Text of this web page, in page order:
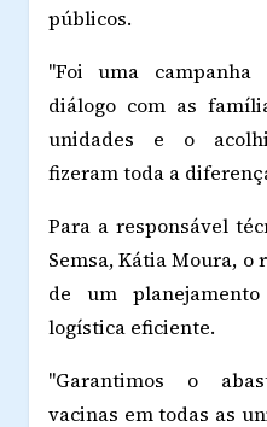
públicos.
"Foi uma
diálogo com as
unidades e o
fizeram toda a
Para a responsável
Semsa, Kátia Moura, o
de um
logística eficiente.
"Garantimos o
vacinas em todas as